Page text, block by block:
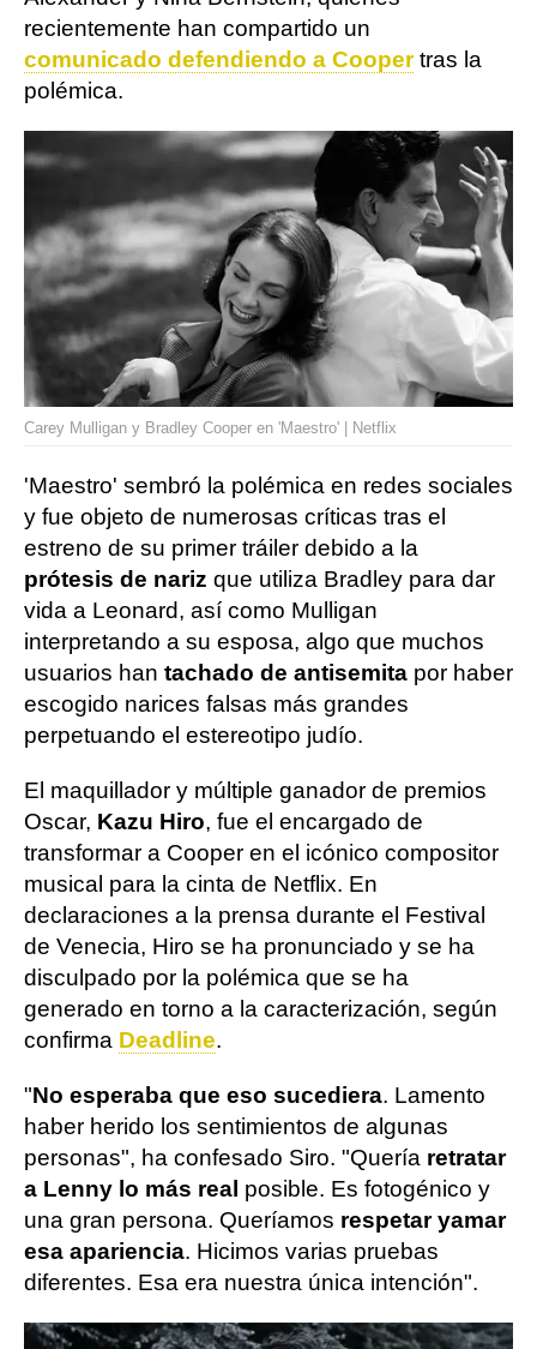
recientemente han compartido un
comunicado defendiendo a Coopertras la
polémica.
Carey Mulligan y Bradley Cooper en 'Maestro' | Netflix
'Maestro' sembró la polémica en redes sociales
y fue objeto de numerosas críticas tras el
estreno de su primer tráiler debido a la
prótesis de nariz que utiliza Bradley para dar
vida a Leonard, así como Mulligan
interpretando a su esposa, algo que muchos
usuarios han tachado de antisemita por haber
escogido narices falsas más grandes
perpetuando el estereotipo judío.
El maquillador y múltiple ganador de premios
Oscar, Kazu Hiro, fue el encargado de
transformar a Cooper en el icónico compositor
musical para la cinta de Netflix. En
declaraciones a la prensa durante el Festival
de Venecia, Hiro se ha pronunciado y se ha
disculpado por la polémica que se ha
generado en torno a la caracterización, según
confirma Deadline.
"No esperaba que eso sucediera. Lamento
haber herido los sentimientos de algunas
personas", ha confesado Siro. "Quería retratar
a Lenny lo más real posible. Es fotogénico y
una gran persona. Queríamos respetar yamar
esa apariencia. Hicimos varias pruebas
diferentes. Esa era nuestra única intención".